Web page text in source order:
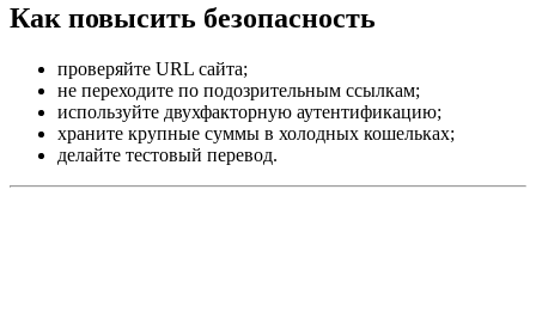
Как повысить безопасность
проверяйте URL сайта;
не переходите по подозрительным ссылкам;
используйте двухфакторную аутентификацию;
храните крупные суммы в холодных кошельках;
делайте тестовый перевод.